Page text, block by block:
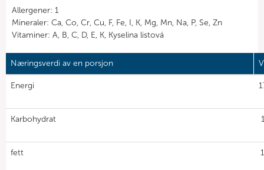
Allergener: 1
Mineraler: Ca, Co, Cr, Cu, F, Fe, I, K, Mg, Mn, Na, P, Se, Zn
Vitaminer: A, B, C, D, E, K, Kyselina listová
Næringsverdi av en porsjon
Energi
Karbohydrat
fett